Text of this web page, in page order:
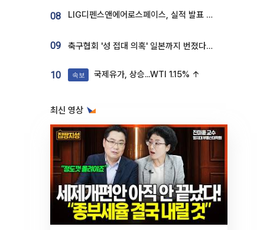
08 LIG디펜스앤에어로스페이스, 실적 발표 후 급락→반등⋯증권가 “28년까지 튼튼”
09 축구협회 '성 접대 의혹' 일본까지 번졌다…日 심판 실명 공개
10 속보 국제유가, 상승...WTI 1.15% ↑
최신 영상